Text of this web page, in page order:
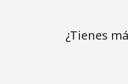
¿Tienes